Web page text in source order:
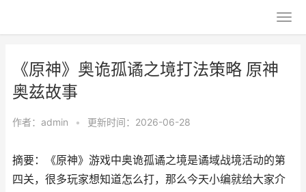
《原神》奥诡孤谲之境打法策略 原神
奥兹故事
作者： admin • 更新时间：2026-06-28
摘要：《原神》游戏中奥诡孤谲之境是谲域战境活动的第
四关，很多玩家想知道怎么打，那么今天小编就给大家介